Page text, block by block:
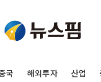
국 해외투자 산업
울진·영덕 '호우특보
[종합] 김민석, 정
김민석, 2주차 제주·